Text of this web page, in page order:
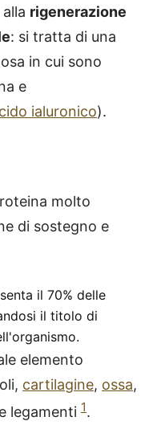
rigenerazione
: si tratta di una
in cui sono
e
ialuronico).
molto
di sostegno e
il 70% delle
il titolo di
elemento
cartilagine, ossa,
e legamenti 1.